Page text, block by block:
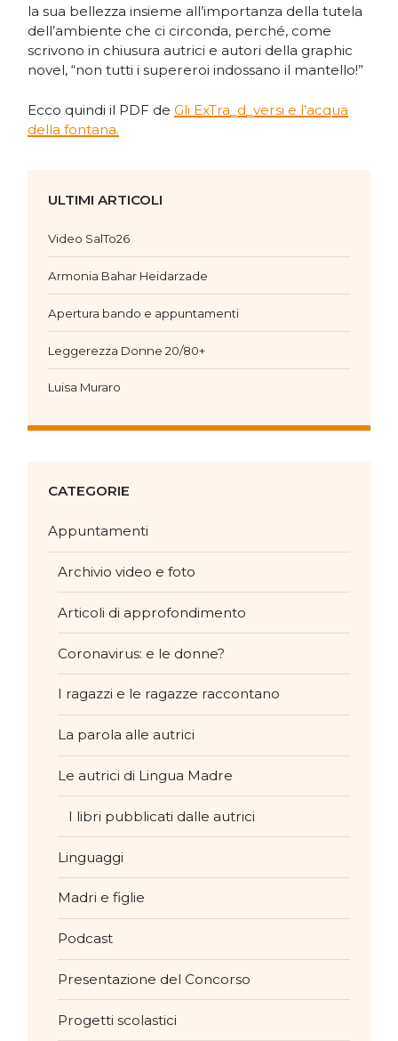
la sua bellezza insieme all’importanza della tutela
dell’ambiente che ci circonda, perché, come
scrivono in chiusura autrici e autori della graphic
novel, “non tutti i supereroi indossano il mantello!”
Ecco quindi il PDF deGli ExTra_d_versi e l’acqua
della fontana.
ULTIMI ARTICOLI
Video SalTo26
Armonia Bahar Heidarzade
Apertura bando e appuntamenti
Leggerezza Donne 20/80+
Luisa Muraro
CATEGORIE
Appuntamenti
Archivio video e foto
Articoli di approfondimento
Coronavirus: e le donne?
I ragazzi e le ragazze raccontano
La parola alle autrici
Le autrici di Lingua Madre
I libri pubblicati dalle autrici
Linguaggi
Madri e figlie
Podcast
Presentazione del Concorso
Progetti scolastici